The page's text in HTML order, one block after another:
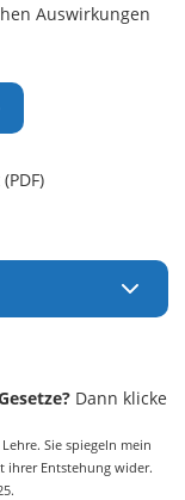
Auswirkungen
Dann klicke
Sie spiegeln mein
ihrer Entstehung wider.